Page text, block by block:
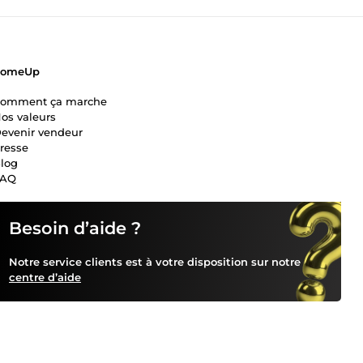
Besoin d’aide ?
Notre service clients est à votre disposition sur notre
centre d’aide
ça marche
valeurs
vendeur